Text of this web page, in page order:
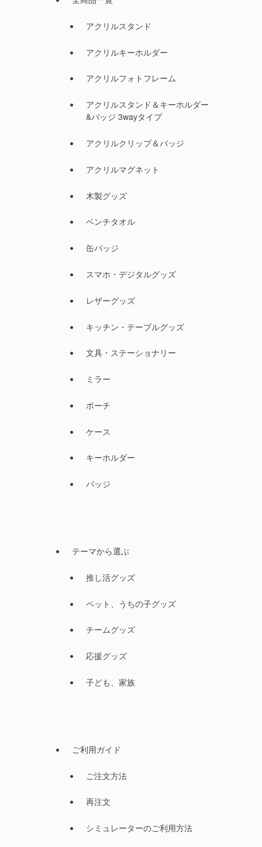
アクリルスタンド
アクリルキーホルダー
アクリルフォトフレーム
アクリルスタンド＆キーホルダー
&バッジ 3wayタイプ
アクリルクリップ＆バッジ
アクリルマグネット
木製グッズ
ベンチタオル
缶バッジ
スマホ・デジタルグッズ
レザーグッズ
キッチン・テーブルグッズ
文具・ステーショナリー
ミラー
ポーチ
ケース
キーホルダー
バッジ
テーマから選ぶ
推し活グッズ
ペット、うちの子グッズ
チームグッズ
応援グッズ
子ども、家族
ご利用ガイド
ご注文方法
再注文
シミュレーターのご利用方法